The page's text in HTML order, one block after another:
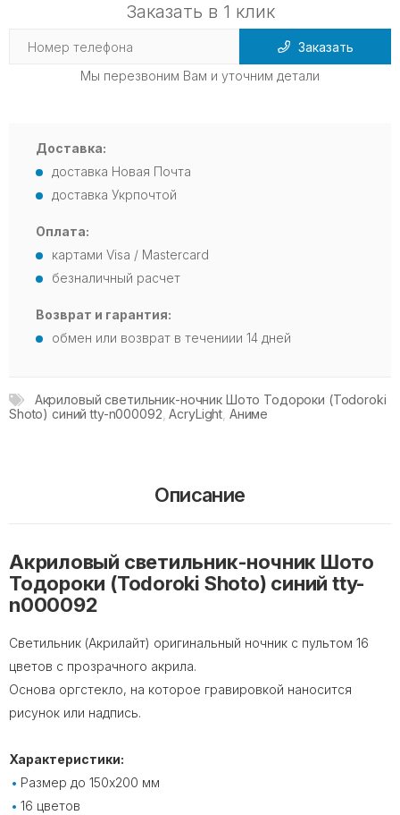
Заказать в 1 клик
Заказать
Мы перезвоним Вам и уточним детали
Доставка:
доставка Новая Почта
доставка Укрпочтой
Оплата:
картами Visa / Mastercard
безналичный расчет
Возврат и гарантия:
обмен или возврат в течениии 14 дней
Акриловый светильник-ночник Шото Тодороки (Todoroki
Shoto) синий tty-n000092,AcryLight, Аниме
Описание
Акриловый светильник-ночник Шото
Тодороки (Todoroki Shoto) синий tty-
n000092
Светильник (Акрилайт) оригинальный ночник с пультом 16
цветов с прозрачного акрила.
Основа оргстекло, на которое гравировкой наносится
рисунок или надпись.
Характеристики:
Размер до 150х200 мм
16 цветов